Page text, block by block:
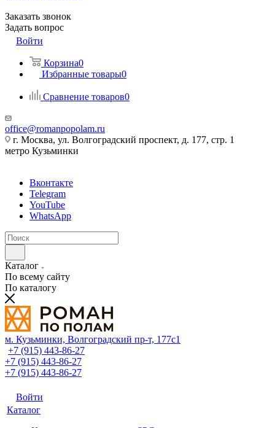
Заказать звонок
Задать вопрос
Войти
Корзина0
Избранные товары0
Сравнение товаров0
office@romanpopolam.ru
г. Москва, ул. Волгоградский проспект, д. 177, стр. 1
метро Кузьминки
Вконтакте
Telegram
YouTube
WhatsApp
Каталог
По всему сайту
По каталогу
м. Кузьминки, Волгоградский пр‑т, 177с1
+7 (915) 443-86-27
+7 (915) 443-86-27
+7 (915) 443-86-27
Войти
Каталог